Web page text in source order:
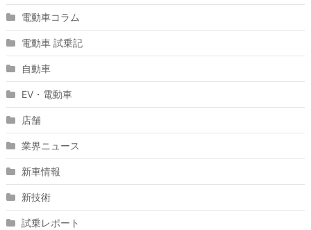
電動車コラム
電動車 試乗記
自動車
EV・電動車
店舗
業界ニュース
新車情報
新技術
試乗レポート